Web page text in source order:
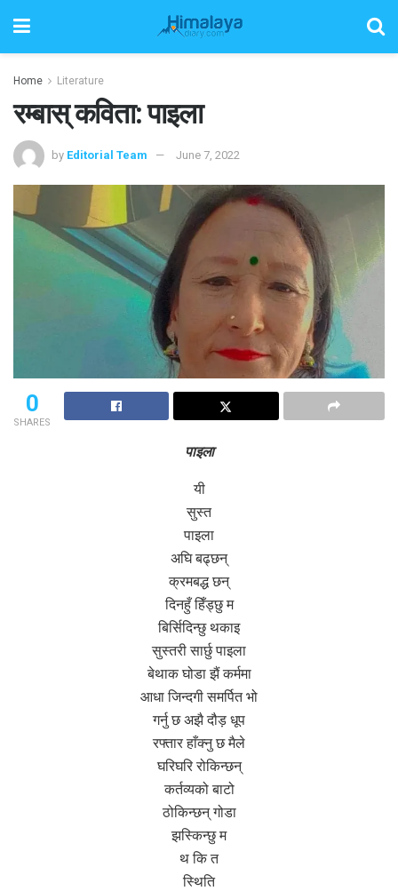
Home Literature
रम्बास् कविता: पाइला
by Editorial Team June 7, 2022
0
SHARES
पाइला
यी
सुस्त
पाइला
अघि बढ्छन्
क्रमबद्ध छन्
दिनहुँ हिँड्छु म
बिर्सिदिन्छु थकाइ
सुस्तरी सार्छु पाइला
बेथाक घोडा झैं कर्ममा
आधा जिन्दगी समर्पित भो
गर्नु छ अझै दौड़ धूप
रफ्तार हाँक्नु छ मैले
घरिघरि रोकिन्छन्
कर्तव्यको बाटो
ठोकिन्छन् गोडा
झस्किन्छु म
थ कि त
स्थिति